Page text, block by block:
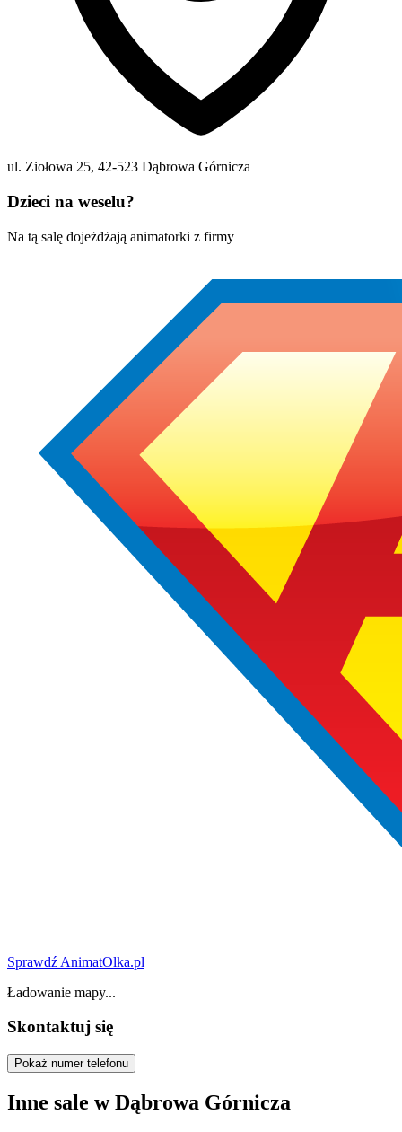
ul. Ziołowa 25, 42-523 Dąbrowa Górnicza
Dzieci na weselu?
Na tą salę dojeżdżają animatorki z firmy
Sprawdź AnimatOlka.pl
Ładowanie mapy...
Skontaktuj się
Pokaż numer telefonu
Inne sale w Dąbrowa Górnicza